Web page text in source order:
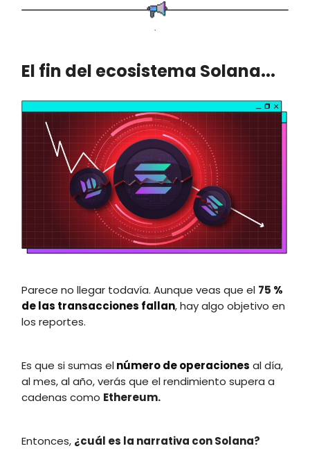
.
El fin del ecosistema Solana...
Parece no llegar todavía. Aunque veas que el 75 %
de las transacciones fallan, hay algo objetivo en
los reportes.
Es que si sumas elnúmero de operaciones al día,
al mes, al año, verás que el rendimiento supera a
cadenas como Ethereum.
Entonces, ¿cuál es la narrativa con Solana?